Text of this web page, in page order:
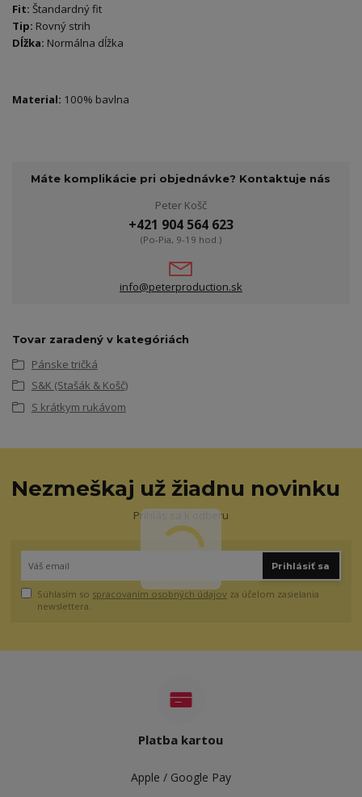
Fit: Štandardný fit
Tip: Rovný strih
Dĺžka: Normálna dĺžka
Material: 100% bavlna
Máte komplikácie pri objednávke? Kontaktuje nás
Peter Košč
+421 904 564 623
(Po-Pia, 9-19 hod.)
info@peterproduction.sk
Tovar zaradený v kategóriách
Pánske tričká
S&K (Stašák & Košč)
S krátkym rukávom
Nezmeškaj už žiadnu novinku
Prihlás sa k odberu
Prihlásiť sa
Súhlasím so spracovaním osobných údajov za účelom zasielania
newslettera.
Platba kartou
Apple / Google Pay